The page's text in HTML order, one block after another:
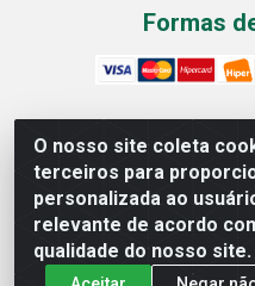
O nosso site coleta
terceiros para
personalizada ao
relevante de acordo
qualidade do nosso site.
Formas
Cofer Importadora e
Progresso, 1829, Letra
Cajuru/MG - CEP: